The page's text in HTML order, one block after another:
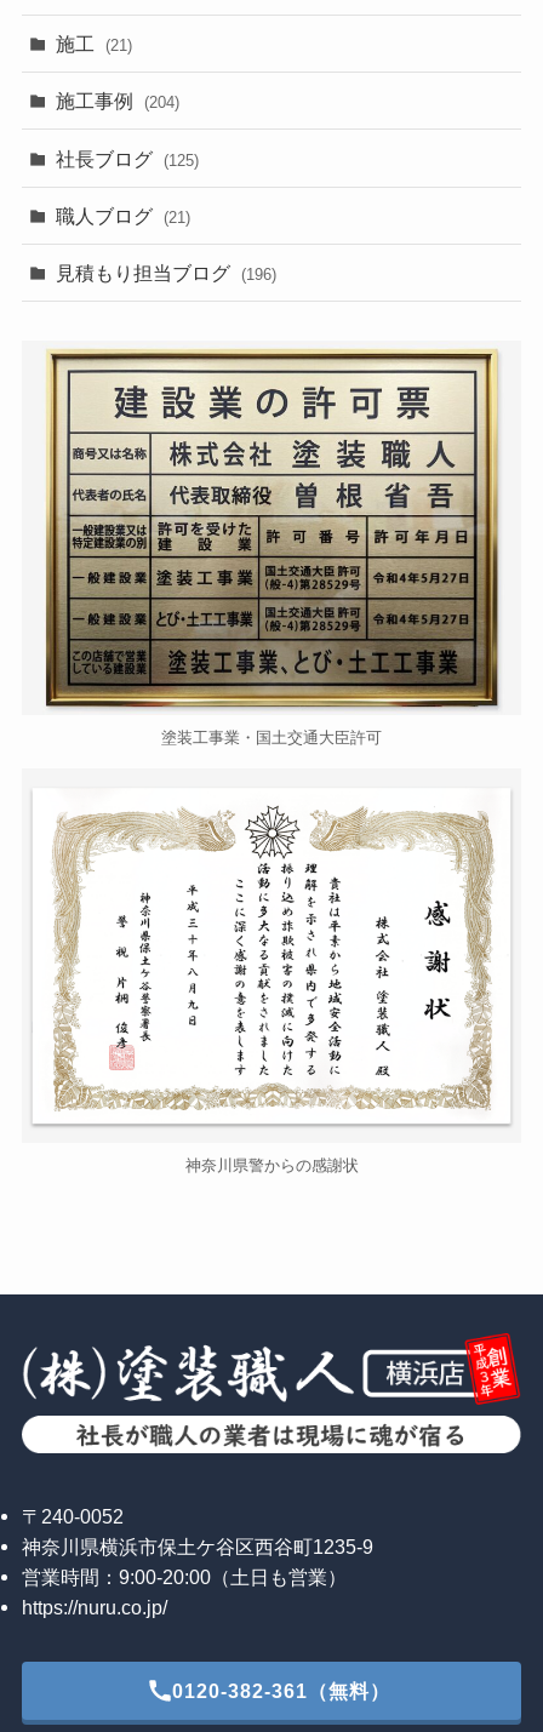
施工 (21)
施工事例 (204)
社長ブログ (125)
職人ブログ (21)
見積もり担当ブログ (196)
塗装工事業・国土交通大臣許可
神奈川県警からの感謝状
〒240-0052
神奈川県横浜市保土ケ谷区西谷町1235-9
営業時間：9:00-20:00（土日も営業）
https://nuru.co.jp/
0120-382-361（無料）